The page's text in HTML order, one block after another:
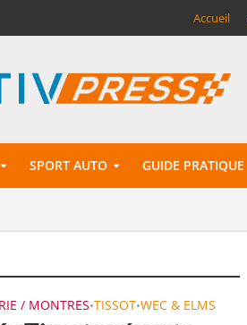
Accueil
SPORT AUTO GUIDE PRATIQUE
/ MONTRES•TISSOT•WEC & ELMS